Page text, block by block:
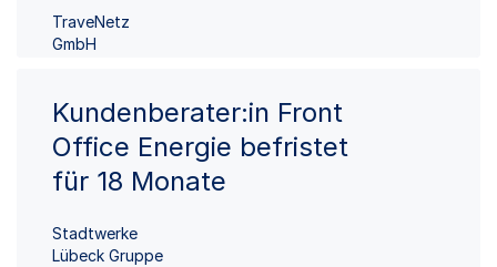
TraveNetz
GmbH
Kundenberater:in Front
Office Energie befristet
für 18 Monate
Stadtwerke
Lübeck Gruppe